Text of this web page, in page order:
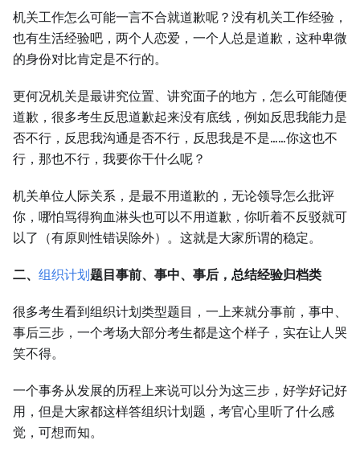
机关工作怎么可能一言不合就道歉呢？没有机关工作经验，
也有生活经验吧，两个人恋爱，一个人总是道歉，这种卑微
的身份对比肯定是不行的。
更何况机关是最讲究位置、讲究面子的地方，怎么可能随便
道歉，很多考生反思道歉起来没有底线，例如反思我能力是
否不行，反思我沟通是否不行，反思我是不是……你这也不
行，那也不行，我要你干什么呢？
机关单位人际关系，是最不用道歉的，无论领导怎么批评
你，哪怕骂得狗血淋头也可以不用道歉，你听着不反驳就可
以了（有原则性错误除外）。这就是大家所谓的稳定。
二、 组织计划题目事前、事中、事后，总结经验归档类
很多考生看到组织计划类型题目，一上来就分事前，事中、
事后三步，一个考场大部分考生都是这个样子，实在让人哭
笑不得。
一个事务从发展的历程上来说可以分为这三步，好学好记好
用，但是大家都这样答组织计划题，考官心里听了什么感
觉，可想而知。